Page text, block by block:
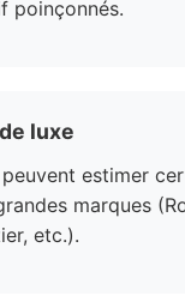
poinçonnés.
luxe
estimer
marques
etc.).